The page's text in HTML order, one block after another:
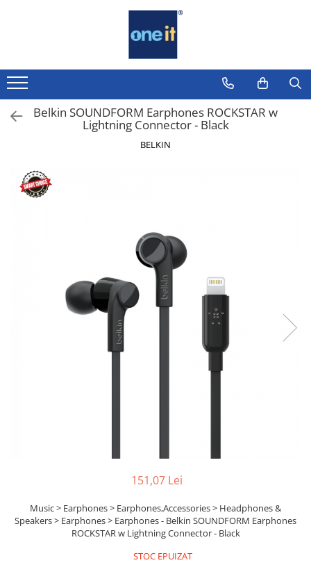
Laptop, Tablete & Telefoane
Laptop / Notebook
Notebook Consumer
Componente Laptop
Tablete & accesorii
Inele Smart
Smartphone IPhone
Microfoane & Casti Gaming
Mouse Gaming
Scaune Gaming
Belkin SOUNDFORM Earphones ROCKSTAR w
Lightning Connector - Black
BELKIN
151,07 Lei
Music > Earphones > Earphones,Accessories > Headphones &
Speakers > Earphones > Earphones - Belkin SOUNDFORM Earphones
ROCKSTAR w Lightning Connector - Black
STOC EPUIZAT